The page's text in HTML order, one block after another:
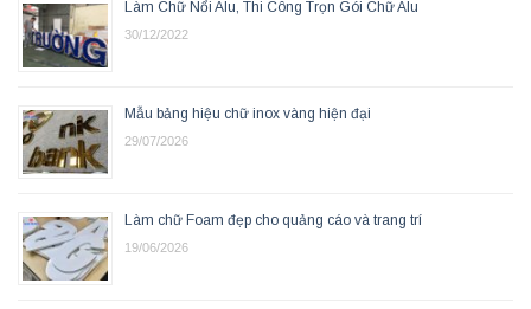
Làm Chữ Nổi Alu, Thi Công Trọn Gói Chữ Alu
30/12/2022
Mẫu bảng hiệu chữ inox vàng hiện đại
29/07/2026
Làm chữ Foam đẹp cho quảng cáo và trang trí
19/06/2026